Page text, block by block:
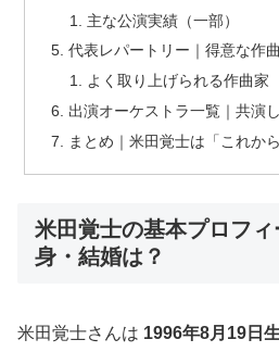
主な公演実績（一部）
代表レパートリー｜得意な作
よく取り上げられる作曲家
出演オーケストラ一覧｜共演
まとめ｜米田覚士は「これか
米田覚士の基本プロフ
身・結婚は？
米田覚士さんは 1996年8月19日